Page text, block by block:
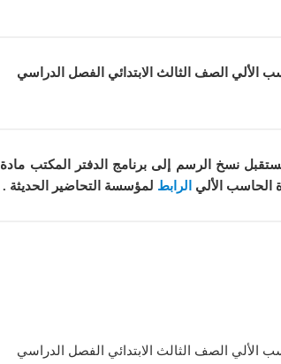
الألي الصف الثالث الابتدائي الفصل الدراسي
نسخ الرسم إلى برنامج الدفتر المكتب مادة
الحاسب الألي الرابط لمؤسسة التحاضير الحديثة .
الألي الصف الثالث الابتدائي الفصل الدراسي